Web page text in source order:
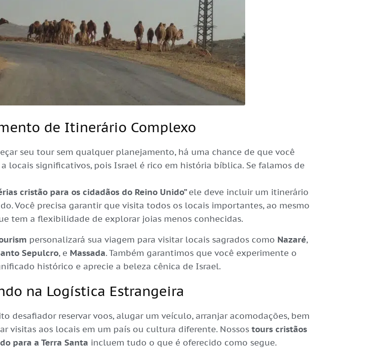
de Itinerário Complexo
seu tour sem qualquer planejamento, há uma chance de que você
locais significativos, pois Israel é rico em história bíblica. Se falamos de
cristão para os cidadãos do Reino Unido”ele deve incluir um itinerário
Você precisa garantir que visita todos os locais importantes, ao mesmo
tem a flexibilidade de explorar joias menos conhecidas.
personalizará sua viagem para visitar locais sagrados como Nazaré,
Sepulcro, e Massada. Também garantimos que você experimente o
histórico e aprecie a beleza cênica de Israel.
na Logística Estrangeira
desafiador reservar voos, alugar um veículo, arranjar acomodações, bem
visitas aos locais em um país ou cultura diferente. Nossos tours cristãos
para a Terra Santa incluem tudo o que é oferecido como segue.